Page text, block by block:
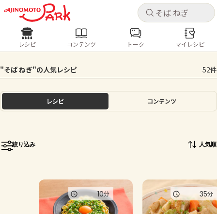
キャ
ログインするとレシピを保存できます
ログイン
ホーム
トーク
キャ
レシピ コンテンツ
人気の食材・レシピ
きゅうり なす トマト とうもろこし
ピーマン
レシピ コンテンツ トーク マイレシピ
"そば ねぎ"の人気レシピ 52件
レシピ コンテンツ
絞り込み 人気順
10分 35分